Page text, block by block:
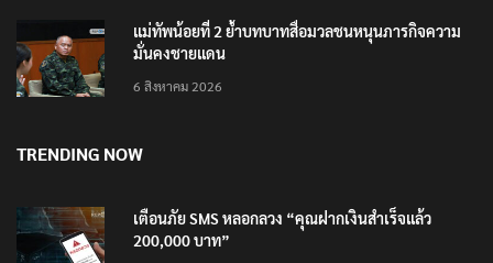
แม่ทัพน้อยที่ 2 ย้ำบทบาทสื่อมวลชนหนุนภารกิจความ
มั่นคงชายแดน
6 สิงหาคม 2026
TRENDING NOW
เตือนภัย SMS หลอกลวง “คุณฝากเงินสำเร็จแล้ว
200,000 บาท”